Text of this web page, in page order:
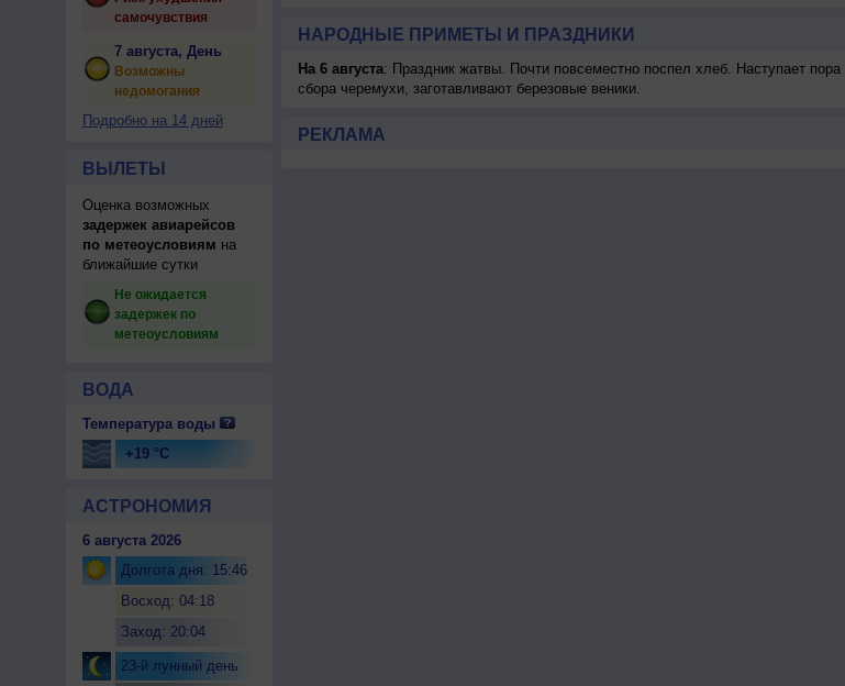
самочувствия
7 августа, День
Возможны
недомогания
Подробно на 14 дней
ВЫЛЕТЫ
Оценка возможных
задержек авиарейсов
по метеоусловиям на
ближайшие сутки
Не ожидается
задержек по
метеоусловиям
ВОДА
Температура воды
+19 °C
АСТРОНОМИЯ
6 августа 2026
Долгота дня: 15:46
Восход: 04:18
Заход: 20:04
23-й лунный день
НАРОДНЫЕ ПРИМЕТЫ И ПРАЗДНИКИ
На 6 августа: Праздник жатвы. Почти повсеместно поспел хлеб. Наступает пора
сбора черемухи, заготавливают березовые веники.
РЕКЛАМА